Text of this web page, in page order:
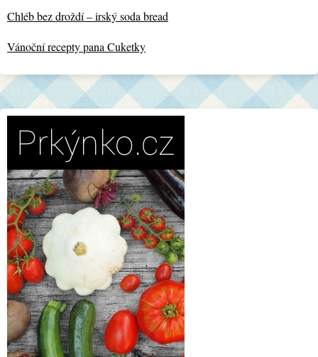
Chléb bez droždí – irský soda bread
Vánoční recepty pana Cuketky